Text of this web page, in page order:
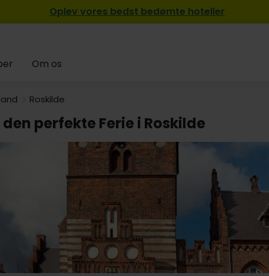
Oplev vores bedst bedømte hoteller
Om os
Roskilde
den perfekte Ferie i Roskilde